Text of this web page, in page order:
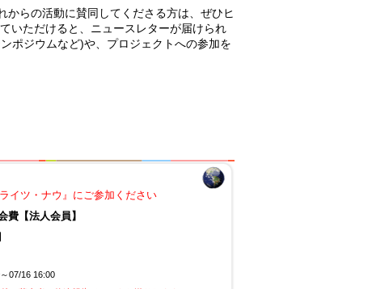
からの活動に賛同してくださる方は、ぜひヒ
いただけると、ニュースレターが届けられ
ポジウムなど)や、プロジェクトへの参加を